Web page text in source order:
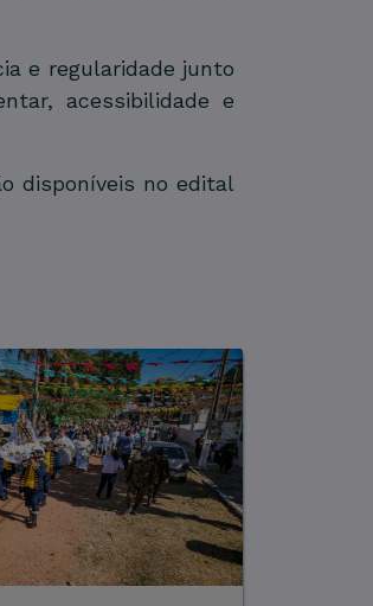
e regularidade junto
acessibilidade e
disponíveis no edital